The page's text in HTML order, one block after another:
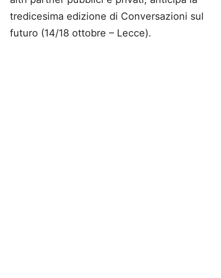
tredicesima edizione di Conversazioni sul
futuro (14/18 ottobre – Lecce).